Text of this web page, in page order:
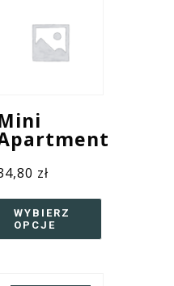
zł
WYBIERZ
OPCJE